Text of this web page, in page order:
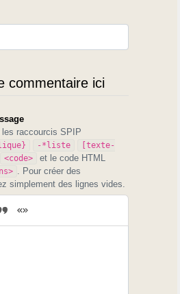
commentaire ici
raccourcis SPIP
-*liste
[texte-
<code> et le code HTML
. Pour créer des
simplement des lignes vides.